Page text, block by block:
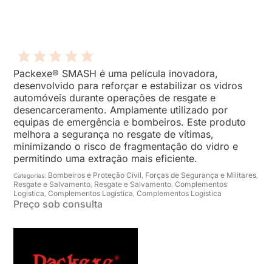
Packexe® SMASH é uma película inovadora,
desenvolvido para reforçar e estabilizar os vidros
automóveis durante operações de resgate e
desencarceramento. Amplamente utilizado por
equipas de emergência e bombeiros. Este produto
melhora a segurança no resgate de vítimas,
minimizando o risco de fragmentação do vidro e
permitindo uma extração mais eficiente.
Categorias: Bombeiros e Proteção Civil, Forças de Segurança e Militares,
Resgate e Salvamento, Resgate e Salvamento,Complementos
Logistica,Complementos Logística,Complementos Logistica
Preço sob consulta